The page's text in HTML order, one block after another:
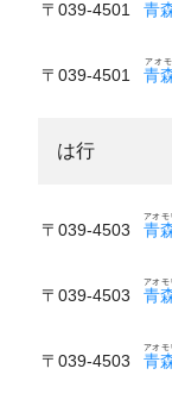
〒039-4501 青
〒039-4501 青
アオ
は行
〒039-4503 青
アオモ
〒039-4503 青
アオモ
〒039-4503 青
アオモ